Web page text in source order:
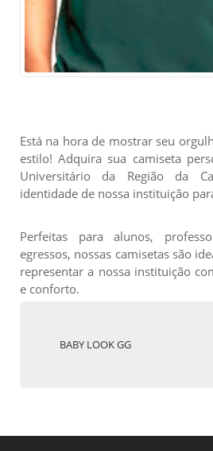
Está na hora de mostrar seu
estilo! Adquira sua camiseta
Universitário da Região da
identidade de nossa instituição
Perfeitas para alunos,
egressos, nossas camisetas são
representar a nossa instituição
e conforto.
BABY LOOK GG